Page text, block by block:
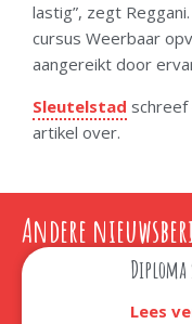
lastig”, zegt
cursus Weerbaar
aangereikt door
Sleutelstad
artikel over.
Andere
Lees